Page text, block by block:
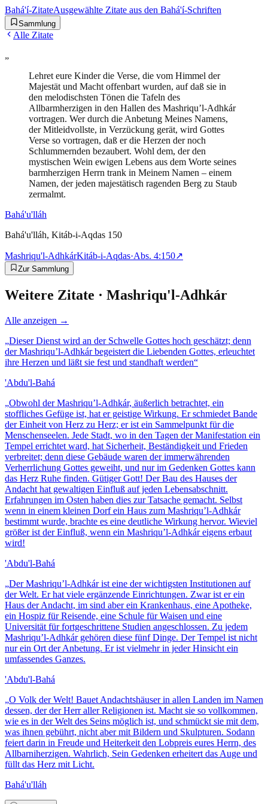
Bahá'í-ZitateAusgewählte Zitate aus den Bahá'í-Schriften
Sammlung
Alle Zitate
„
Lehret eure Kinder die Verse, die vom Himmel der
Majestät und Macht offenbart wurden, auf daß sie in
den melodischsten Tönen die Tafeln des
Allbarmherzigen in den Hallen des Mashriqu’l-Adhkár
vortragen. Wer durch die Anbetung Meines Namens,
der Mitleidvollste, in Verzückung gerät, wird Gottes
Verse so vortragen, daß er die Herzen der noch
Schlummernden bezaubert. Wohl dem, der den
mystischen Wein ewigen Lebens aus dem Worte seines
barmherzigen Herrn trank in Meinem Namen – einem
Namen, der jeden majestätisch ragenden Berg zu Staub
zermalmt.
Bahá'u'lláh
Bahá'u'lláh, Kitáb-i-Aqdas 150
Mashriqu'l-AdhkárKitáb-i-Aqdas·Abs. 4:150↗
Zur Sammlung
Weitere Zitate · Mashriqu'l-Adhkár
Alle anzeigen →
„Dieser Dienst wird an der Schwelle Gottes hoch geschätzt; denn
der Mashriqu’l-Adhkár begeistert die Liebenden Gottes, erleuchtet
ihre Herzen und läßt sie fest und standhaft werden“
'Abdu'l-Bahá
„Obwohl der Mashriqu’l-Adhkár, äußerlich betrachtet, ein
stoffliches Gefüge ist, hat er geistige Wirkung. Er schmiedet Bande
der Einheit von Herz zu Herz; er ist ein Sammelpunkt für die
Menschenseelen. Jede Stadt, wo in den Tagen der Manifestation ein
Tempel errichtet ward, hat Sicherheit, Beständigkeit und Frieden
verbreitet; denn diese Gebäude waren der immerwährenden
Verherrlichung Gottes geweiht, und nur im Gedenken Gottes kann
das Herz Ruhe finden. Gütiger Gott! Der Bau des Hauses der
Andacht hat gewaltigen Einfluß auf jeden Lebensabschnitt.
Erfahrungen im Osten haben dies zur Tatsache gemacht. Selbst
wenn in einem kleinen Dorf ein Haus zum Mashriqu’l-Adhkár
bestimmt wurde, brachte es eine deutliche Wirkung hervor. Wieviel
größer ist der Einfluß, wenn ein Mashriqu’l-Adhkár eigens erbaut
wird!
'Abdu'l-Bahá
„Der Mashriqu’l-Adhkár ist eine der wichtigsten Institutionen auf
der Welt. Er hat viele ergänzende Einrichtungen. Zwar ist er ein
Haus der Andacht, im sind aber ein Krankenhaus, eine Apotheke,
ein Hospiz für Reisende, eine Schule für Waisen und eine
Universität für fortgeschrittene Studien angeschlossen. Zu jedem
Mashriqu’l-Adhkár gehören diese fünf Dinge. Der Tempel ist nicht
nur ein Ort der Anbetung. Er ist vielmehr in jeder Hinsicht ein
umfassendes Ganzes.
'Abdu'l-Bahá
„O Volk der Welt! Bauet Andachtshäuser in allen Landen im Namen
dessen, der der Herr aller Religionen ist. Macht sie so vollkommen,
wie es in der Welt des Seins möglich ist, und schmückt sie mit dem,
was ihnen gebührt, nicht aber mit Bildern und Skulpturen. Sodann
feiert darin in Freude und Heiterkeit den Lobpreis eures Herrn, des
Allbarniherzigen. Wahrlich, Sein Gedenken erheitert das Auge und
füllt das Herz mit Licht.
Bahá'u'lláh